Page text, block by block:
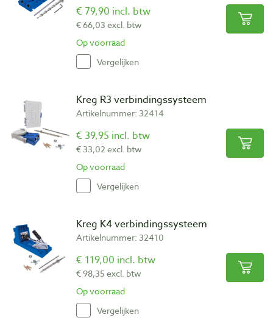
€ 79,90 incl. btw
€ 66,03 excl. btw
Op voorraad
Vergelijken
Kreg R3 verbindingssysteem
Artikelnummer: 32414
€ 39,95 incl. btw
€ 33,02 excl. btw
Op voorraad
Vergelijken
Kreg K4 verbindingssysteem
Artikelnummer: 32410
€ 119,00 incl. btw
€ 98,35 excl. btw
Op voorraad
Vergelijken